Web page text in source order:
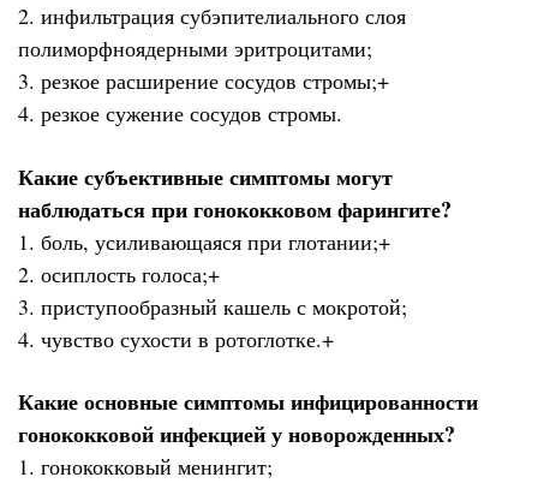
2. инфильтрация субэпителиального слоя
полиморфноядерными эритроцитами;
3. резкое расширение сосудов стромы;+
4. резкое сужение сосудов стромы.
Какие субъективные симптомы могут
наблюдаться при гонококковом фарингите?
1. боль, усиливающаяся при глотании;+
2. осиплость голоса;+
3. приступообразный кашель с мокротой;
4. чувство сухости в ротоглотке.+
Какие основные симптомы инфицированности
гонококковой инфекцией у новорожденных?
1. гонококковый менингит;